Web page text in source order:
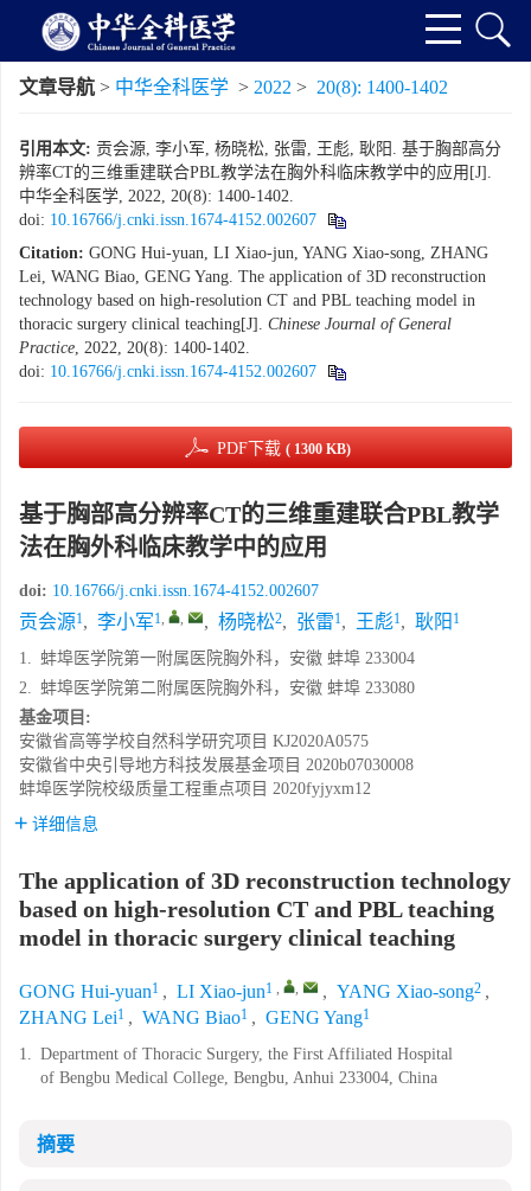
文章导航 > 中华全科医学 > 2022 > 20(8): 1400-1402
引用本文: 贡会源, 李小军, 杨晓松, 张雷, 王彪, 耿阳. 基于胸部高分
辨率CT的三维重建联合PBL教学法在胸外科临床教学中的应用[J].
中华全科医学, 2022, 20(8): 1400-1402.
doi: 10.16766/j.cnki.issn.1674-4152.002607
Citation: GONG Hui-yuan, LI Xiao-jun, YANG Xiao-song, ZHANG
Lei, WANG Biao, GENG Yang. The application of 3D reconstruction
technology based on high-resolution CT and PBL teaching model in
thoracic surgery clinical teaching[J]. Chinese Journal of General
Practice, 2022, 20(8): 1400-1402.
doi: 10.16766/j.cnki.issn.1674-4152.002607
PDF下载 ( 1300 KB)
基于胸部高分辨率CT的三维重建联合PBL教学
法在胸外科临床教学中的应用
doi: 10.16766/j.cnki.issn.1674-4152.002607
贡会源1, 李小军1, , , 杨晓松2, 张雷1, 王彪1, 耿阳 1
1. 蚌埠医学院第一附属医院胸外科，安徽 蚌埠 233004
2. 蚌埠医学院第二附属医院胸外科，安徽 蚌埠 233080
基金项目:
安徽省高等学校自然科学研究项目 KJ2020A0575
安徽省中央引导地方科技发展基金项目 2020b07030008
蚌埠医学院校级质量工程重点项目 2020fyjyxm12
详细信息
The application of 3D reconstruction technology
based on high-resolution CT and PBL teaching
model in thoracic surgery clinical teaching
GONG Hui-yuan1 , LI Xiao-jun1 , , , YANG Xiao-song2 ,
ZHANG Lei1 , WANG Biao1 , GENG Yang1
1. Department of Thoracic Surgery, the First Affiliated Hospital
of Bengbu Medical College, Bengbu, Anhui 233004, China
摘要